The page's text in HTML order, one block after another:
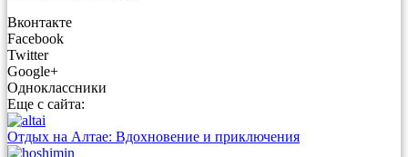
Вконтакте
Facebook
Twitter
Google+
Одноклассники
Еще с сайта:
Отдых на Алтае: Вдохновение и приключения